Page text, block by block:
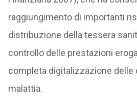
raggiungimento di importanti
distribuzione della tessera
controllo delle prestazioni
completa digitalizzazione delle
malattia.